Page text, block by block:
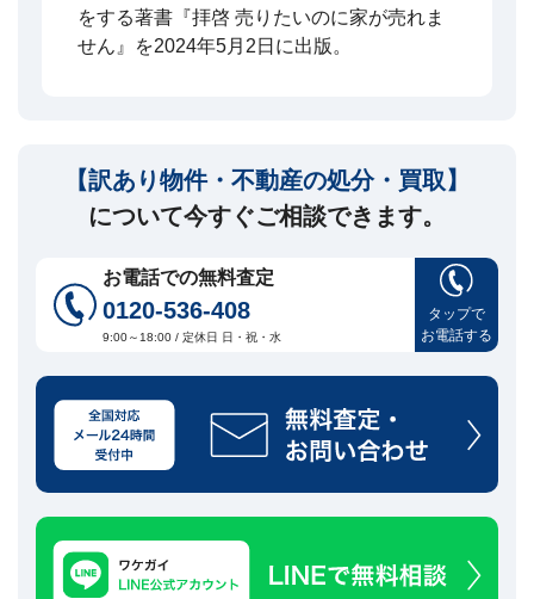
をする著書『拝啓 売りたいのに家が売れま
せん』を2024年5月2日に出版。
【訳あり物件・不動産の処分・買取】
について今すぐご相談できます。
お電話での無料査定
0120-536-408
9:00～18:00 / 定休日 日・祝・水
タップで
お電話する